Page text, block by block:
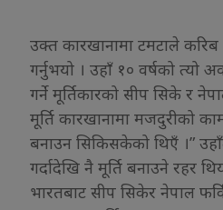
उक्त कारखानामा टमटाले
गर्नुभयो । उहाँ १० वर्षको त्यो
गर्ने मूर्तिकारको सीप सिके र
मूर्ति कारखानामा मजदुरीको
बनाउन सिकिसकेको थिएँ ।”
गर्दादेखि नै मूर्ति बनाउने रहर
भारतबाट सीप सिकेर नेपाल